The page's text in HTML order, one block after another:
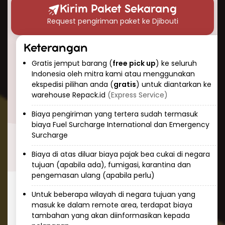
waktu pengiriman paket ke Djibouti?” Berikut
perkiraan waktu pengiriman udara yang dapat
Anda harapkan:
Pengiriman ekspres: 3-5 hari kerja
Pengiriman standar: 5-7 hari kerja
Keunggulan pengiriman udara adalah
konsistensi dan prediktabilitas. Tim Repack.id
selalu memantau paket Anda selama
perjalanan dan memberikan informasi
pelacakan real-time sehingga Anda dapat
mengetahui status pengiriman kapan saja.
Cara Kirim Dokumen ke Djibouti
dengan Aman
Mengirim dokumen penting ke Djibouti
membutuhkan penanganan khusus dan
keamanan tinggi. Repack.id menawarkan
layanan khusus untuk pengiriman dokumen ke
Kirim Paket Sekarang
Request pengiriman paket ke Djibouti
Keterangan
Gratis jemput barang (free pick up) ke seluruh
Indonesia oleh mitra kami atau menggunakan
ekspedisi pilihan anda (gratis) untuk diantarkan ke
warehouse Repack.id (Express Service)
Biaya pengiriman yang tertera sudah termasuk
biaya Fuel Surcharge International dan Emergency
Surcharge
Biaya di atas diluar biaya pajak bea cukai di negara
tujuan (apabila ada), fumigasi, karantina dan
pengemasan ulang (apabila perlu)
Untuk beberapa wilayah di negara tujuan yang
masuk ke dalam remote area, terdapat biaya
tambahan yang akan diinformasikan kepada